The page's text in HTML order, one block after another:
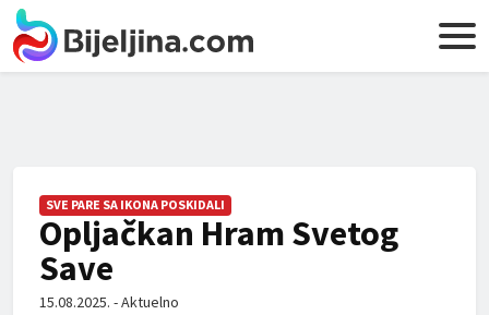
SVE PARE SA IKONA POSKIDALI
Opljačkan Hram Svetog
Save
15.08.2025. - Aktuelno